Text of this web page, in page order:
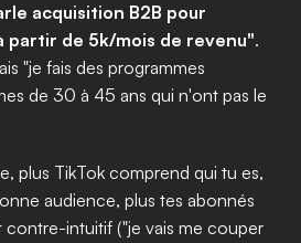
acquisition B2B pour
partir de 5k/mois de revenu".
"je fais des programmes
de 30 à 45 ans qui n'ont pas le
plus TikTok comprend qui tu es,
audience, plus tes abonnés
contre-intuitif ("je vais me couper